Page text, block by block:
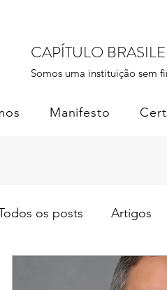
CAPÍTULO
Somos uma instituição sem
Manifesto
os posts Artigos
DAMA